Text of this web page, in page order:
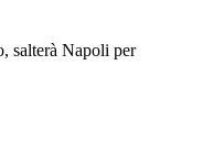
salterà Napoli per